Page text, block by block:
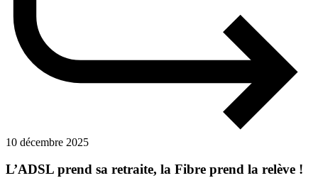
10 décembre 2025
L’ADSL prend sa retraite, la Fibre prend la relève !